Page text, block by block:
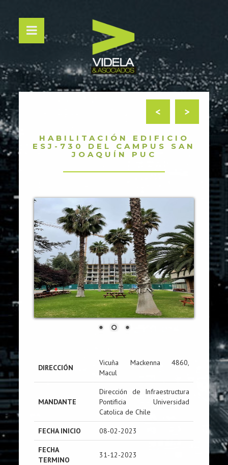
>
<
HABILITACIÓN EDIFICIO
ESJ-730 DEL CAMPUS SAN
JOAQUÍN PUC
DIRECCIÓN
Vicuña Mackenna 4860,
Macul
MANDANTE
Dirección de Infraestructura
Pontificia Universidad
Catolica de Chile
FECHA INICIO 08-02-2023
FECHA
TERMINO
31-12-2023